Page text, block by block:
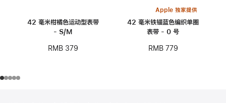
42 毫米柑橘色运动型表带
- S/M
RMB 379
Apple 独家提供
42 毫米铁锚蓝色编织单圈
表带 - 0 号
RMB 779